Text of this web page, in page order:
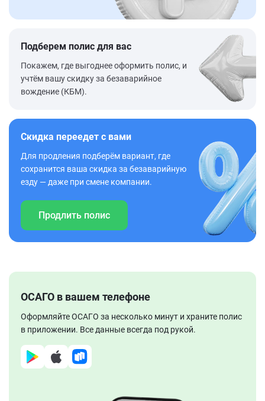
Подберем полис для вас
Покажем, где выгоднее оформить полис, и
учтём вашу скидку за безаварийное
вождение (КБМ).
Скидка переедет с вами
Для продления подберём вариант, где
сохранится ваша скидка за безаварийную
езду — даже при смене компании.
Продлить полис
ОСАГО в вашем телефоне
Оформляйте ОСАГО за несколько минут и храните полис
в приложении. Все данные всегда под рукой.